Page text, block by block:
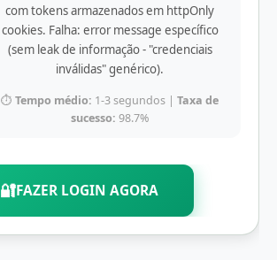
com tokens armazenados em httpOnly
cookies. Falha: error message específico
(sem leak de informação - "credenciais
inválidas" genérico).
⏱️ Tempo médio: 1-3 segundos | Taxa de
sucesso: 98.7%
🔐FAZER LOGIN AGORA